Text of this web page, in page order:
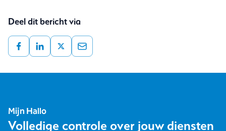
Deel dit bericht via
Mijn Hallo
Volledige controle over jouw diensten